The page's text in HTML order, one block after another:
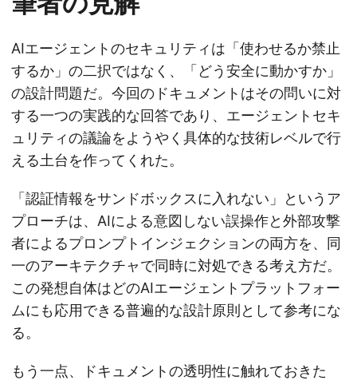
AIエージェントのセキュリティは「使わせるか禁止
するか」の二択ではなく、「どう安全に動かすか」
の設計問題だ。今回のドキュメントはその問いに対
する一つの実践的な回答であり、エージェントセキ
ュリティの議論をようやく具体的な技術レベルで行
える土台を作ってくれた。
「認証情報をサンドボックスに入れない」というア
プローチは、AIによる意図しない誤操作と外部攻撃
者によるプロンプトインジェクションの両方を、同
一のアーキテクチャで同時に対処できる考え方だ。
この発想自体はどのAIエージェントプラットフォー
ムにも応用できる普遍的な設計原則として参考にな
る。
もう一点、ドキュメントの透明性に触れておきた